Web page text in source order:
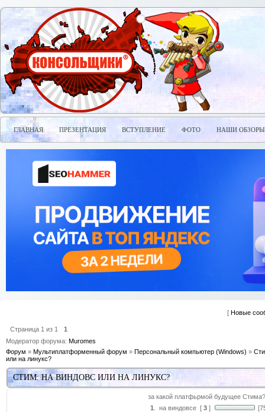
ГЛАВНАЯ ПРЕЗЕНТАЦИЯ ВСТУПЛЕНИЕ ФОТО НАШИ ОБЗОРЫ
[ Новые
Страница 1 из 1
1
Модератор форума: Muromes
Форум » Мультиплатформенный форум » Персональный компьютер (Windows) »
или на линукс?
СТИМ: НА ВИНДОВС ИЛИ НА ЛИНУКС?
за какой платфьрмой будущее
1
на виндовсе [3 ]